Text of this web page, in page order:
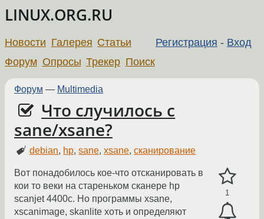
LINUX.ORG.RU
Регистрация - Вход
Новости Галерея Статьи
Форум Опросы Трекер Поиск
Форум — Multimedia
Что случилось с
sane/xsane?
debian, hp,sane,xsane,сканирование
1
Вот понадобилось кое-что отсканировать в
кои то веки на стареньком сканере hp
scanjet 4400c. Но программы xsane,
xscanimage, skanlite хоть и определяют